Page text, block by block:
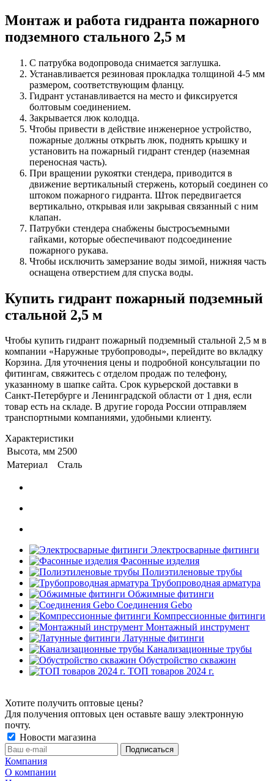
Монтаж и работа гидранта пожарного
подземного стального 2,5 м
С патрубка водопровода снимается заглушка.
Устанавливается резиновая прокладка толщиной 4-5 мм
размером, соответствующим фланцу.
Гидрант устанавливается на место и фиксируется
болтовым соединением.
Закрывается люк колодца.
Чтобы привести в действие инженерное устройство,
пожарные должны открыть люк, поднять крышку и
установить на пожарный гидрант стендер (наземная
переносная часть).
При вращении рукоятки стендера, приводится в
движение вертикальный стержень, который соединен со
штоком пожарного гидранта. Шток передвигается
вертикально, открывая или закрывая связанный с ним
клапан.
Патрубки стендера снабжены быстросъемными
гайками, которые обеспечивают подсоединение
пожарного рукава.
Чтобы исключить замерзание воды зимой, нижняя часть
оснащена отверстием для спуска воды.
Купить гидрант пожарный подземный
стальной 2,5 м
Чтобы купить гидрант пожарный подземный стальной 2,5 м в
компании «Наружные трубопроводы», перейдите во вкладку
Корзина. Для уточнения цены и подробной консультации по
фитингам, свяжитесь с отделом продаж по телефону,
указанному в шапке сайта. Срок курьерской доставки в
Санкт-Петербурге и Ленинградской области от 1 дня, если
товар есть на складе. В другие города России отправляем
транспортными компаниями, удобными клиенту.
Характеристики
Высота, мм 2500
Материал
Сталь
Электросварные фитинги
Фасонные изделия
Полиэтиленовые трубы
Трубопроводная арматура
Обжимные фитинги
Соединения Gebo
Компрессионные фитинги
Монтажный инструмент
Латунные фитинги
Канализационные трубы
Обустройство скважин
ТОП товаров 2024 г.
Хотите получить оптовые цены?
Для получения оптовых цен оставьте вашу электронную
почту.
Новости магазина
Компания
О компании